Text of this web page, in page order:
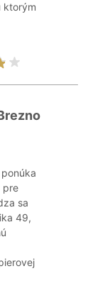
ktorým
pre
sa
49,